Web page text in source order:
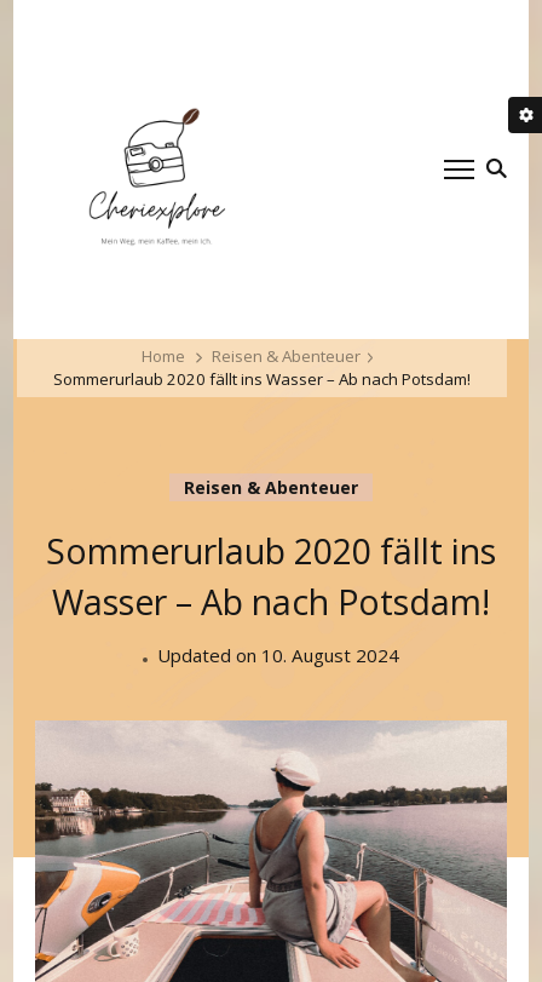
Home
Reisen & Abenteuer
Sommerurlaub 2020 fällt ins Wasser – Ab nach Potsdam!
Reisen & Abenteuer
Sommerurlaub 2020 fällt ins
Wasser – Ab nach Potsdam!
Updated on 10. August 2024